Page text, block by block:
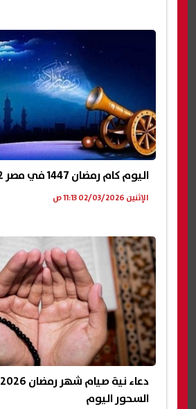
اليوم كام رمضان 1447 في مصر 2 مارس ؟
الإثنين 02/03/2026 11:13 ص
السحور اليوم